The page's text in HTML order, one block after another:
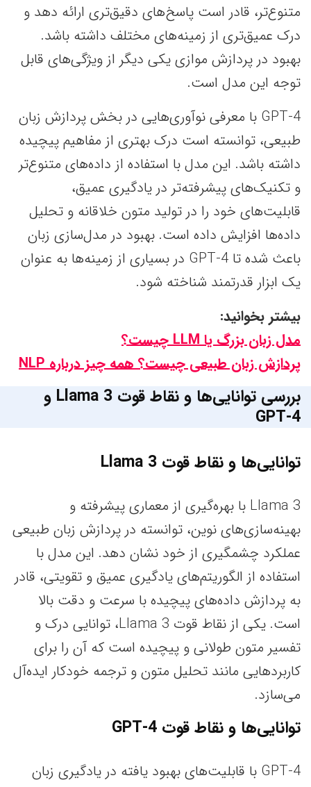
متنوع‌تر، قادر است پاسخ‌های دقیق‌تری ارائه دهد و
درک عمیق‌تری از زمینه‌های مختلف داشته باشد.
بهبود در پردازش موازی یکی دیگر از ویژگی‌های قابل
توجه این مدل است.
GPT-4 با معرفی نوآوری‌هایی در بخش پردازش زبان
طبیعی، توانسته است درک بهتری از مفاهیم پیچیده
داشته باشد. این مدل با استفاده از داده‌های متنوع‌تر
و تکنیک‌های پیشرفته‌تر در یادگیری عمیق،
قابلیت‌های خود را در تولید متون خلاقانه و تحلیل
داده‌ها افزایش داده است. بهبود در مدل‌سازی زبان
باعث شده تا GPT-4 در بسیاری از زمینه‌ها به عنوان
یک ابزار قدرتمند شناخته شود.
بیشتر بخوانید:
مدل زبان بزرگ یا LLM چیست؟
پردازش زبان طبیعی چیست؟ همه چیز درباره NLP
بررسی توانایی‌ها و نقاط قوت Llama 3 و
GPT-4
توانایی‌ها و نقاط قوت Llama 3
Llama 3 با بهره‌گیری از معماری پیشرفته و
بهینه‌سازی‌های نوین، توانسته در پردازش زبان طبیعی
عملکرد چشمگیری از خود نشان دهد. این مدل با
استفاده از الگوریتم‌های یادگیری عمیق و تقویتی، قادر
به پردازش داده‌های پیچیده با سرعت و دقت بالا
است. یکی از نقاط قوت Llama 3، توانایی درک و
تفسیر متون طولانی و پیچیده است که آن را برای
کاربردهایی مانند تحلیل متون و ترجمه خودکار ایده‌آل
می‌سازد.
توانایی‌ها و نقاط قوت GPT-4
GPT-4 با قابلیت‌های بهبود یافته در یادگیری زبان